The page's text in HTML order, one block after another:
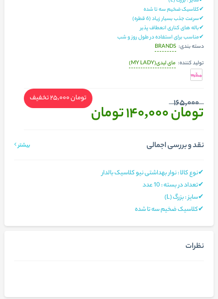
✔کلاسیک ضخیم سه تا شده
✔سرعت جذب بسیار زیاد (6 قطره)
✔باله های کناری انعطاف پذیر
✔مناسب برای استفاده در طول روز و شب
دسته بندی: BRANDS
تولید کننده: مای لیدی(MY LADY)
165,000
تومان 140,000 تومان
تومان 25,000 تخفیف
نقد و بررسی اجمالی بیشتر
✔نوع کالا : نوار بهداشتی نیو کلاسیک بالدار
✔تعداد در بسته : 10 عدد
✔سایز : بزرگ (L)
✔کلاسیک ضخیم سه تا شده
نظرات